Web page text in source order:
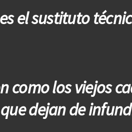
el sustituto
como los viejos
dejan de